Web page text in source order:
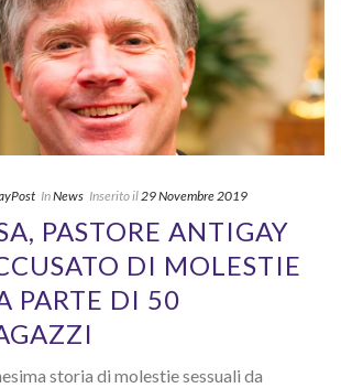
InNews Inserito il29 Novembre 2019
PASTORE ANTIGAY
DI MOLESTIE
PARTE DI 50
storia di molestie sessuali da